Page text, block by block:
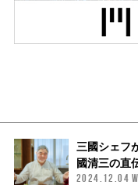
三國シェフ
國清三の直
2024.12.04